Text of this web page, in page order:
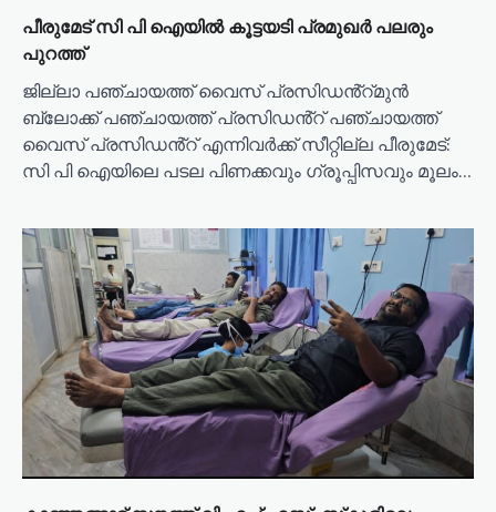
പീരുമേട് സി പി ഐയിൽ കൂട്ടയടി പ്രമുഖർ പലരും
പുറത്ത്
ജില്ലാ പഞ്ചായത്ത് വൈസ് പ്രസിഡൻ്റ്മുൻ
ബ്ലോക്ക് പഞ്ചായത്ത് പ്രസിഡൻ്റ് പഞ്ചായത്ത്
വൈസ് പ്രസിഡൻ്റ് എന്നിവർക്ക് സീറ്റില്ല പീരുമേട്:
സി പി ഐയിലെ പടല പിണക്കവും ഗ്രൂപ്പിസവും മൂലം…